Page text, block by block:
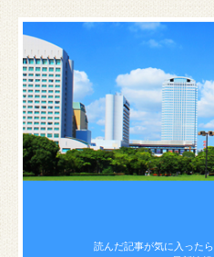
読んだ記事が気に入ったら